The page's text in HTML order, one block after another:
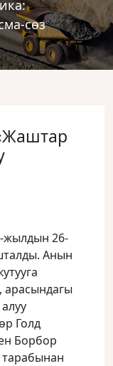
сөз
жылдын 26-
Анын
арасындагы
Голд
Борбор